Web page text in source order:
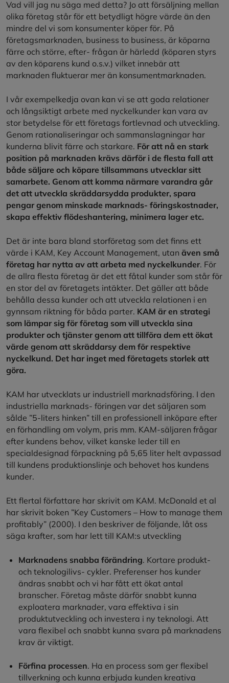
Vad vill jag nu säga med detta? Jo att försäljning mellan
olika företag står för ett betydligt högre värde än den
mindre del vi som konsumenter köper för. På
företagsmarknaden, business to business, är köparna
färre och större, efter- frågan är härledd (köparen styrs
av den köparens kund o.s.v.) vilket innebär att
marknaden fluktuerar mer än konsumentmarknaden.
I vår exempelkedja ovan kan vi se att goda relationer
och långsiktigt arbete med nyckelkunder kan vara av
stor betydelse för ett företags fortlevnad och utveckling.
Genom rationaliseringar och sammanslagningar har
kunderna blivit färre och starkare. För att nå en stark
position på marknaden krävs därför i de flesta fall att
både säljare och köpare tillsammans utvecklar sitt
samarbete. Genom att komma närmare varandra går
det att utveckla skräddarsydda produkter, spara
pengar genom minskade marknads- föringskostnader,
skapa effektiv flödeshantering, minimera lager etc.
Det är inte bara bland storföretag som det finns ett
värde i KAM, Key Account Management, utan även små
företag har nytta av att arbeta med nyckelkunder. För
de allra flesta företag är det ett fåtal kunder som står för
en stor del av företagets intäkter. Det gäller att både
behålla dessa kunder och att utveckla relationen i en
gynnsam riktning för båda parter. KAM är en strategi
som lämpar sig för företag som vill utveckla sina
produkter och tjänster genom att tillföra dem ett ökat
värde genom att skräddarsy dem för respektive
nyckelkund. Det har inget med företagets storlek att
göra.
KAM har utvecklats ur industriell marknadsföring. I den
industriella marknads- föringen var det säljaren som
sålde ”5-liters hinken” till en professionell inköpare efter
en förhandling om volym, pris mm. KAM-säljaren frågar
efter kundens behov, vilket kanske leder till en
specialdesignad förpackning på 5,65 liter helt avpassad
till kundens produktionslinje och behovet hos kundens
kunder.
Ett flertal författare har skrivit om KAM. McDonald et al
har skrivit boken ”Key Customers – How to manage them
profitably” (2000). I den beskriver de följande, låt oss
säga krafter, som har lett till KAM:s utveckling
Marknadens snabba förändring. Kortare produkt-
och teknologilivs- cykler. Preferenser hos kunder
ändras snabbt och vi har fått ett ökat antal
branscher. Företag måste därför snabbt kunna
exploatera marknader, vara effektiva i sin
produktutveckling och investera i ny teknologi. Att
vara flexibel och snabbt kunna svara på marknadens
krav är viktigt.
Förfina processen. Ha en process som ger flexibel
tillverkning och kunna erbjuda kunden kreativa